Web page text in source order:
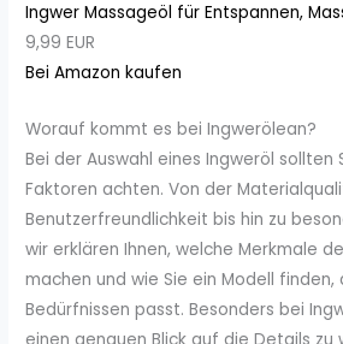
Ingwer Massageöl für Entspannen,
9,99 EUR
Bei Amazon kaufen
Worauf kommt es bei Ingwerölean?
Bei der Auswahl eines Ingweröl sollten
Faktoren achten. Von der
Benutzerfreundlichkeit bis hin zu
wir erklären Ihnen, welche Merkmale
machen und wie Sie ein Modell finden,
Bedürfnissen passt. Besonders bei